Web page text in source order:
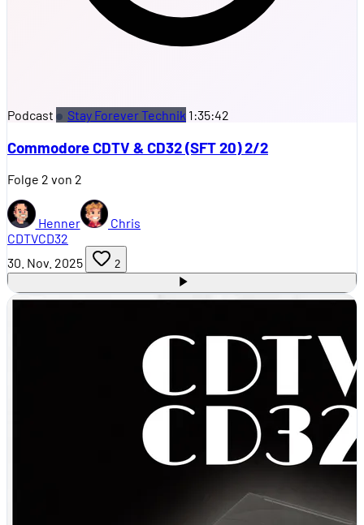
Podcast Stay Forever Technik 1:35:42
Commodore CDTV & CD32 (SFT 20) 2/2
Folge 2 von 2
Henner
Chris
CDTVCD32
30. Nov. 2025
2